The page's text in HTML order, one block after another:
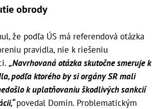
obrody
že podľa ÚS má referendová otázka
pravidla, nie k riešeniu
„Navrhovaná otázka skutočne smeruje k
podľa ktorého by si orgány SR mali
k uplatňovaniu škodlivých sankcií
povedal Domin. Problematickým